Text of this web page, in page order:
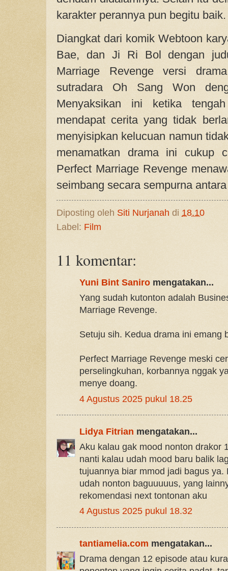
karakter perannya pun begitu baik.
Diangkat dari komik Webtoon
Bae, dan Ji Ri Bol dengan
Marriage Revenge versi
sutradara Oh Sang Won
Menyaksikan ini ketika
mendapat cerita yang tidak
menyisipkan kelucuan namun
menamatkan drama ini cukup
Perfect Marriage Revenge
seimbang secara sempurna
Diposting oleh Siti Nurjanah di 18.10
Label: Film
11 komentar:
Yuni Bint Saniro mengatakan...
Yang sudah kutonton adalah
Marriage Revenge.
Setuju sih. Kedua drama ini emang
Perfect Marriage Revenge meski
perselingkuhan, korbannya nggak
menye doang.
4 Agustus 2025 pukul 18.25
Lidya Fitrian mengatakan...
Aku kalau gak mood nonton drakor
nanti kalau udah mood baru balik
tujuannya biar mmod jadi bagus ya.
udah nonton baguuuuus, yang
rekomendasi next tontonan aku
4 Agustus 2025 pukul 18.32
tantiamelia.com mengatakan...
Drama dengan 12 episode atau